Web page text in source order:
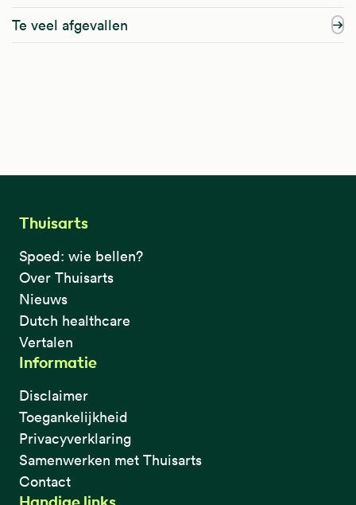
Te veel afgevallen
Thuisarts
Spoed: wie bellen?
Over Thuisarts
Nieuws
Dutch healthcare
Vertalen
Informatie
Disclaimer
Toegankelijkheid
Privacyverklaring
Samenwerken met Thuisarts
Contact